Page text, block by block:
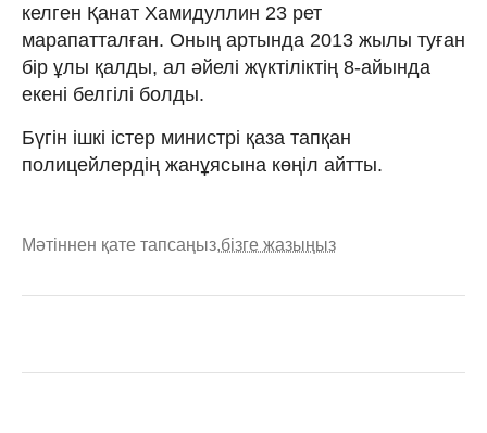
келген Қанат Хамидуллин 23 рет
марапатталған. Оның артында 2013 жылы туған
бір ұлы қалды, ал әйелі жүктіліктің 8-айында
екені белгілі болды.
Бүгін ішкі істер министрі қаза тапқан
полицейлердің жанұясына көңіл айтты.
Мәтіннен қате тапсаңыз,бізге жазыңыз